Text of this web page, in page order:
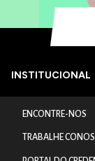
INSTITUCIONAL
ENCONTRE-NOS
TRABALHE